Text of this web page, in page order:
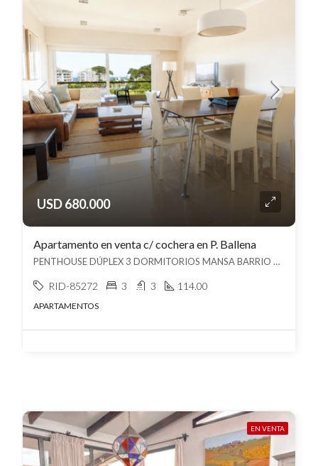
USD 680.000
Apartamento en venta c/ cochera en P. Ballena
PENTHOUSE DÚPLEX 3 DORMITORIOS MANSA BARRIO PRIVADO, , P. Ballena
RID-85272 3 3 114.00
APARTAMENTOS
EN VENTA